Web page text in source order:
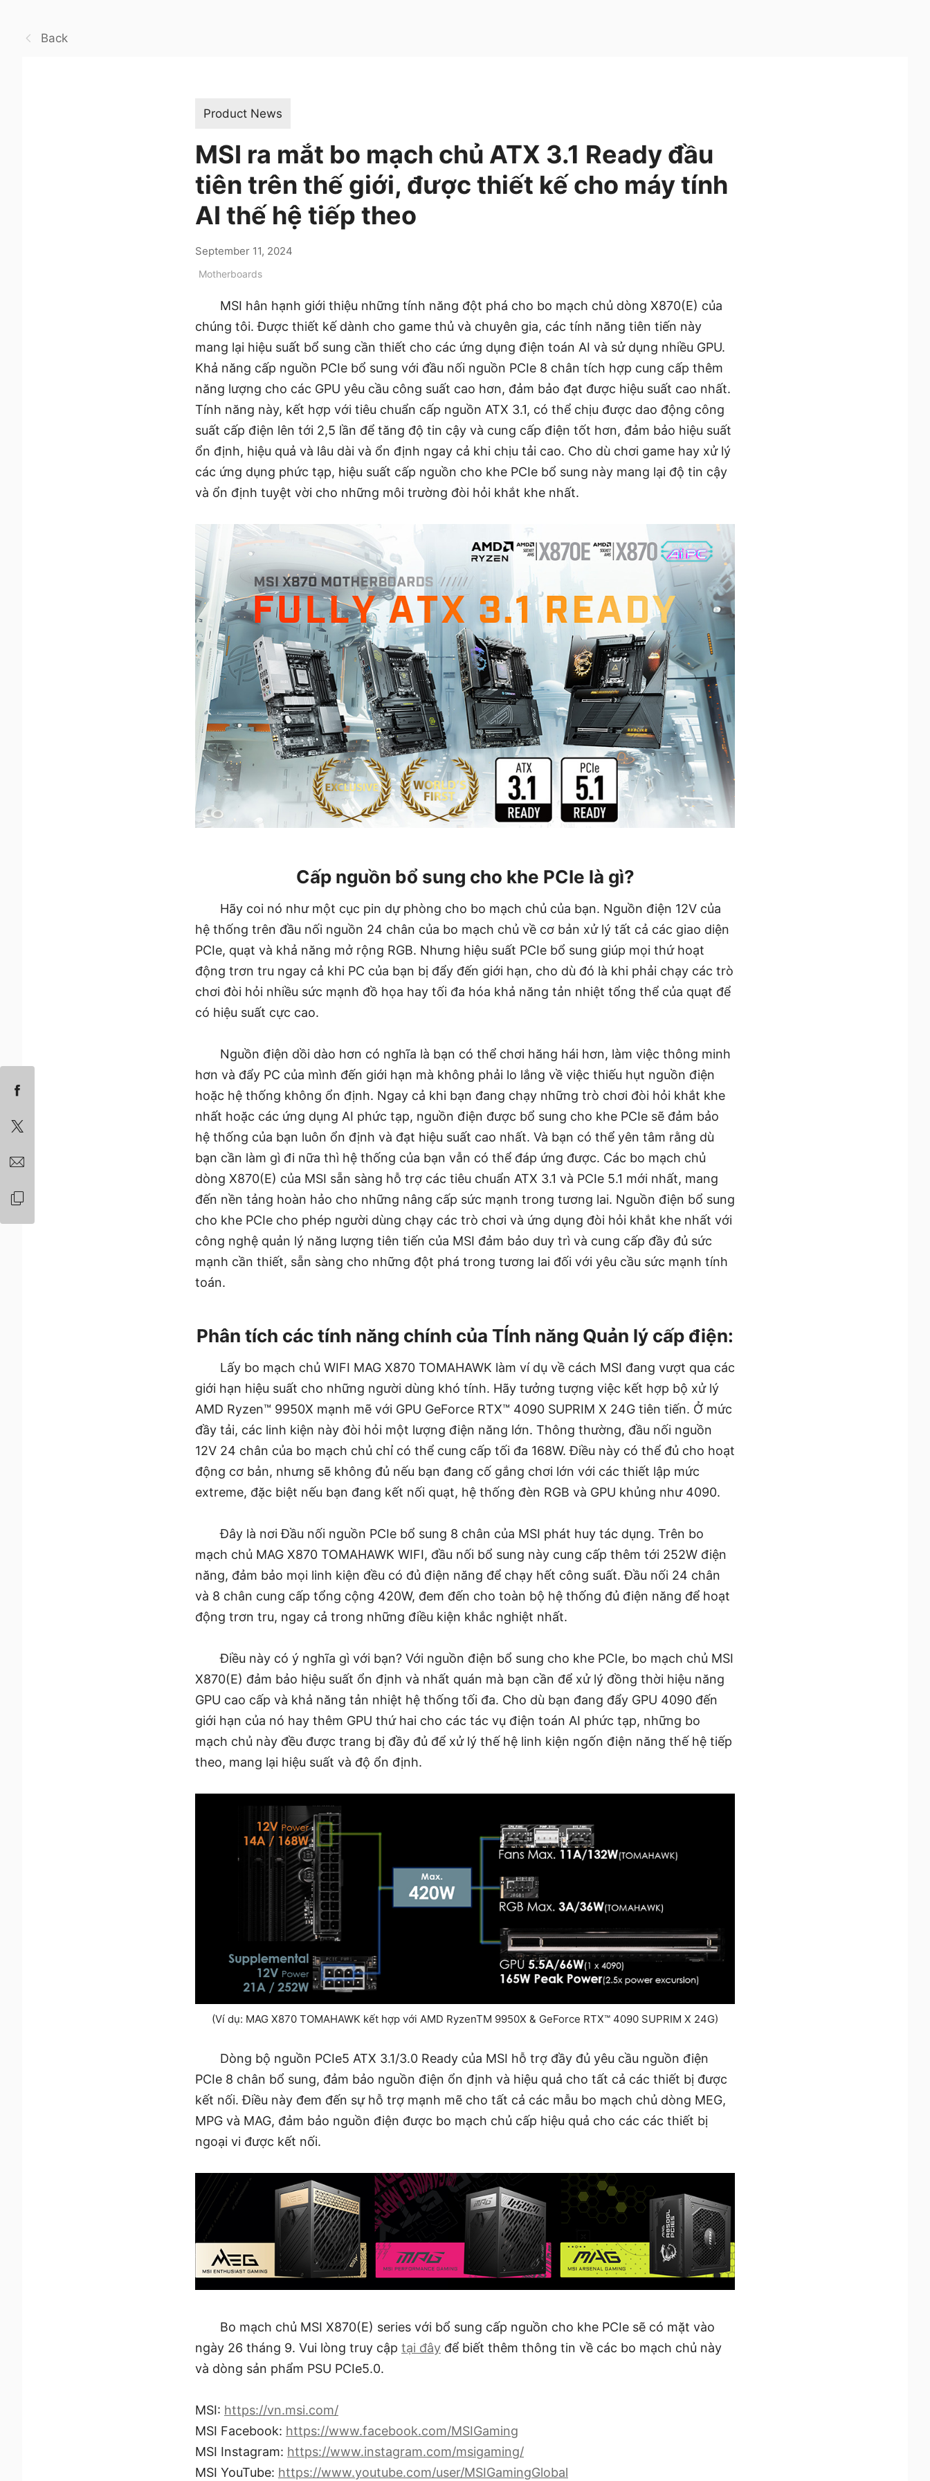
Back
Product News
MSI ra mắt bo mạch chủ ATX 3.1 Ready đầu
tiên trên thế giới, được thiết kế cho máy tính
AI thế hệ tiếp theo
September 11, 2024
Motherboards
MSI hân hạnh giới thiệu những tính năng đột phá cho bo mạch chủ dòng X870(E) của
chúng tôi. Được thiết kế dành cho game thủ và chuyên gia, các tính năng tiên tiến này
mang lại hiệu suất bổ sung cần thiết cho các ứng dụng điện toán AI và sử dụng nhiều GPU.
Khả năng cấp nguồn PCIe bổ sung với đầu nối nguồn PCIe 8 chân tích hợp cung cấp thêm
năng lượng cho các GPU yêu cầu công suất cao hơn, đảm bảo đạt được hiệu suất cao nhất.
Tính năng này, kết hợp với tiêu chuẩn cấp nguồn ATX 3.1, có thể chịu được dao động công
suất cấp điện lên tới 2,5 lần để tăng độ tin cậy và cung cấp điện tốt hơn, đảm bảo hiệu suất
ổn định, hiệu quả và lâu dài và ổn định ngay cả khi chịu tải cao. Cho dù chơi game hay xử lý
các ứng dụng phức tạp, hiệu suất cấp nguồn cho khe PCIe bổ sung này mang lại độ tin cậy
và ổn định tuyệt vời cho những môi trường đòi hỏi khắt khe nhất.
Cấp nguồn bổ sung cho khe PCIe là gì?
Hãy coi nó như một cục pin dự phòng cho bo mạch chủ của bạn. Nguồn điện 12V của
hệ thống trên đầu nối nguồn 24 chân của bo mạch chủ về cơ bản xử lý tất cả các giao diện
PCIe, quạt và khả năng mở rộng RGB. Nhưng hiệu suất PCIe bổ sung giúp mọi thứ hoạt
động trơn tru ngay cả khi PC của bạn bị đẩy đến giới hạn, cho dù đó là khi phải chạy các trò
chơi đòi hỏi nhiều sức mạnh đồ họa hay tối đa hóa khả năng tản nhiệt tổng thể của quạt để
có hiệu suất cực cao.
Nguồn điện dồi dào hơn có nghĩa là bạn có thể chơi hăng hái hơn, làm việc thông minh
hơn và đẩy PC của mình đến giới hạn mà không phải lo lắng về việc thiếu hụt nguồn điện
hoặc hệ thống không ổn định. Ngay cả khi bạn đang chạy những trò chơi đòi hỏi khắt khe
nhất hoặc các ứng dụng AI phức tạp, nguồn điện được bổ sung cho khe PCIe sẽ đảm bảo
hệ thống của bạn luôn ổn định và đạt hiệu suất cao nhất. Và bạn có thể yên tâm rằng dù
bạn cần làm gì đi nữa thì hệ thống của bạn vẫn có thể đáp ứng được. Các bo mạch chủ
dòng X870(E) của MSI sẵn sàng hỗ trợ các tiêu chuẩn ATX 3.1 và PCIe 5.1 mới nhất, mang
đến nền tảng hoàn hảo cho những nâng cấp sức mạnh trong tương lai. Nguồn điện bổ sung
cho khe PCIe cho phép người dùng chạy các trò chơi và ứng dụng đòi hỏi khắt khe nhất với
công nghệ quản lý năng lượng tiên tiến của MSI đảm bảo duy trì và cung cấp đầy đủ sức
mạnh cần thiết, sẵn sàng cho những đột phá trong tương lai đối với yêu cầu sức mạnh tính
toán.
Phân tích các tính năng chính của TÍnh năng Quản lý cấp điện:
Lấy bo mạch chủ WIFI MAG X870 TOMAHAWK làm ví dụ về cách MSI đang vượt qua các
giới hạn hiệu suất cho những người dùng khó tính. Hãy tưởng tượng việc kết hợp bộ xử lý
AMD Ryzen™ 9950X mạnh mẽ với GPU GeForce RTX™ 4090 SUPRIM X 24G tiên tiến. Ở mức
đầy tải, các linh kiện này đòi hỏi một lượng điện năng lớn. Thông thường, đầu nối nguồn
12V 24 chân của bo mạch chủ chỉ có thể cung cấp tối đa 168W. Điều này có thể đủ cho hoạt
động cơ bản, nhưng sẽ không đủ nếu bạn đang cố gắng chơi lớn với các thiết lập mức
extreme, đặc biệt nếu bạn đang kết nối quạt, hệ thống đèn RGB và GPU khủng như 4090.
Đây là nơi Đầu nối nguồn PCIe bổ sung 8 chân của MSI phát huy tác dụng. Trên bo
mạch chủ MAG X870 TOMAHAWK WIFI, đầu nối bổ sung này cung cấp thêm tới 252W điện
năng, đảm bảo mọi linh kiện đều có đủ điện năng để chạy hết công suất. Đầu nối 24 chân
và 8 chân cung cấp tổng cộng 420W, đem đến cho toàn bộ hệ thống đủ điện năng để hoạt
động trơn tru, ngay cả trong những điều kiện khắc nghiệt nhất.
Điều này có ý nghĩa gì với bạn? Với nguồn điện bổ sung cho khe PCIe, bo mạch chủ MSI
X870(E) đảm bảo hiệu suất ổn định và nhất quán mà bạn cần để xử lý đồng thời hiệu năng
GPU cao cấp và khả năng tản nhiệt hệ thống tối đa. Cho dù bạn đang đẩy GPU 4090 đến
giới hạn của nó hay thêm GPU thứ hai cho các tác vụ điện toán AI phức tạp, những bo
mạch chủ này đều được trang bị đầy đủ để xử lý thế hệ linh kiện ngốn điện năng thế hệ tiếp
theo, mang lại hiệu suất và độ ổn định.
(Ví dụ: MAG X870 TOMAHAWK kết hợp với AMD RyzenTM 9950X & GeForce RTX™ 4090 SUPRIM X 24G)
Dòng bộ nguồn PCIe5 ATX 3.1/3.0 Ready của MSI hỗ trợ đầy đủ yêu cầu nguồn điện
PCIe 8 chân bổ sung, đảm bảo nguồn điện ổn định và hiệu quả cho tất cả các thiết bị được
kết nối. Điều này đem đến sự hỗ trợ mạnh mẽ cho tất cả các mẫu bo mạch chủ dòng MEG,
MPG và MAG, đảm bảo nguồn điện được bo mạch chủ cấp hiệu quả cho các các thiết bị
ngoại vi được kết nối.
Bo mạch chủ MSI X870(E) series với bổ sung cấp nguồn cho khe PCIe sẽ có mặt vào
ngày 26 tháng 9. Vui lòng truy cập tại đây để biết thêm thông tin về các bo mạch chủ này
và dòng sản phẩm PSU PCIe5.0.
MSI: https://vn.msi.com/
MSI Facebook: https://www.facebook.com/MSIGaming
MSI Instagram: https://www.instagram.com/msigaming/
MSI YouTube: https://www.youtube.com/user/MSIGamingGlobal